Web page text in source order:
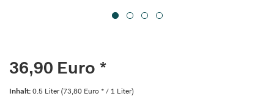
36,90 Euro *
Inhalt: 0.5 Liter (73,80 Euro * / 1 Liter)